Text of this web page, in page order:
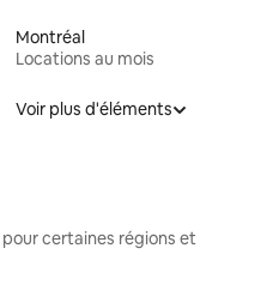
Montréal
Locations au mois
Voir plus d'éléments
certaines régions et